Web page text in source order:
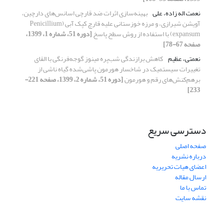
نعمت اله زاده، علی بهینه‌سازی اثرات ضد قارچی اسانس‌های دارچین،
آویشن شیرازی، و مرزه خوزستانی علیه قارچ کپک آبی (Penicillium
expansum) با استفاده از روش سطح پاسخ [دوره 51، شماره 1، 1399،
صفحه 67-78]
نعمتی، عظیم کاهش برازندگی شب‌پره مینوز گوجه‌فرنگی با القای
تغییرات سیستمیک در شاخسار هورمون پاشی‌شده گیاه ناشی از
برهم‌کنش‌های رقم و هورمون [دوره 51، شماره 2، 1399، صفحه 221-
233]
دسترسی سریع
صفحه اصلی
درباره نشریه
اعضای هیات تحریریه
ارسال مقاله
تماس با ما
نقشه سایت